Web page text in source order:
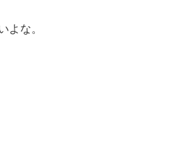
よな。